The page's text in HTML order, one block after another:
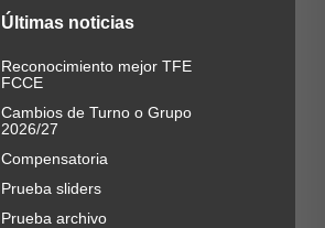
Últimas noticias
Reconocimiento mejor TFE
FCCE
Cambios de Turno o Grupo
2026/27
Compensatoria
Prueba sliders
Prueba archivo